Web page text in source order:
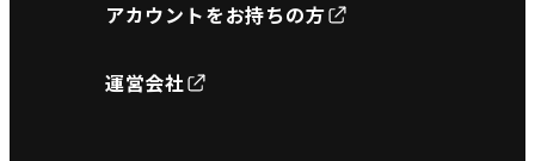
アカウントをお持ちの方
運営会社